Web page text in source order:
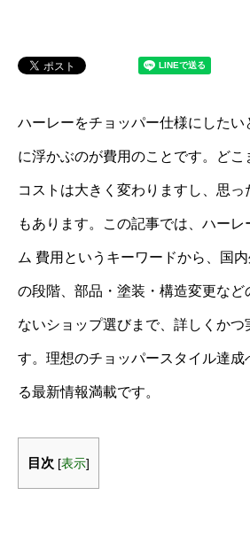
ハーレーをチョッパー仕様にしたい
に浮かぶのが費用のことです。ど
コストは大きく変わりますし、思っ
もあります。この記事では、ハーレ
ム 費用というキーワードから、国
の段階、部品・塗装・構造変更など
ないショップ選びまで、詳しくかつ
す。理想のチョッパースタイル達成
る最新情報満載です。
目次 [表示]